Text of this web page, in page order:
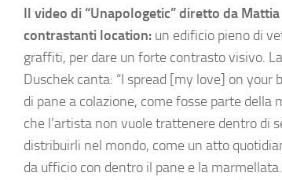
Il video di “Unapologetic” diretto da
contrastanti location: un edificio pieno di
graffiti, per dare un forte contrasto visivo.
Duschek canta: “I spread [my love] on your
di pane a colazione, come fosse parte della
che l’artista non vuole trattenere dentro di
distribuirli nel mondo, come un atto
da ufficio con dentro il pane e la